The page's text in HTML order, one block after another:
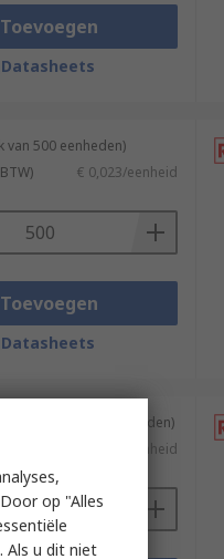
Toevoegen
Datasheets
van 500 eenheden)
€ 0,023/eenheid
Toevoegen
Datasheets
van 100 eenheden)
€ 0,078/eenheid
op "Alles
Als u dit niet